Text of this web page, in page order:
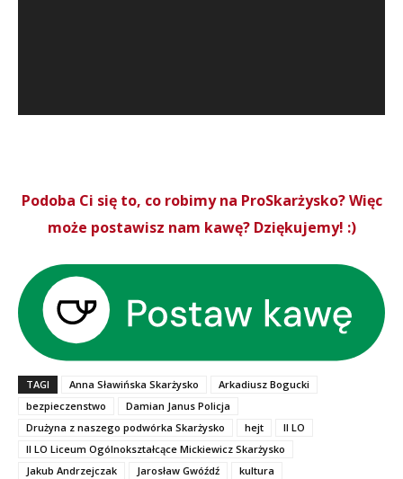
Podoba Ci się to, co robimy na ProSkarżysko? Więc
może postawisz nam kawę? Dziękujemy! :)
TAGI Anna Sławińska Skarżysko
Arkadiusz Bogucki
bezpieczenstwo
Damian Janus Policja
Drużyna z naszego podwórka Skarżysko
hejt
II LO
II LO Liceum Ogólnokształcące Mickiewicz Skarżysko
Jakub Andrzejczak
Jarosław Gwóźdź
kultura